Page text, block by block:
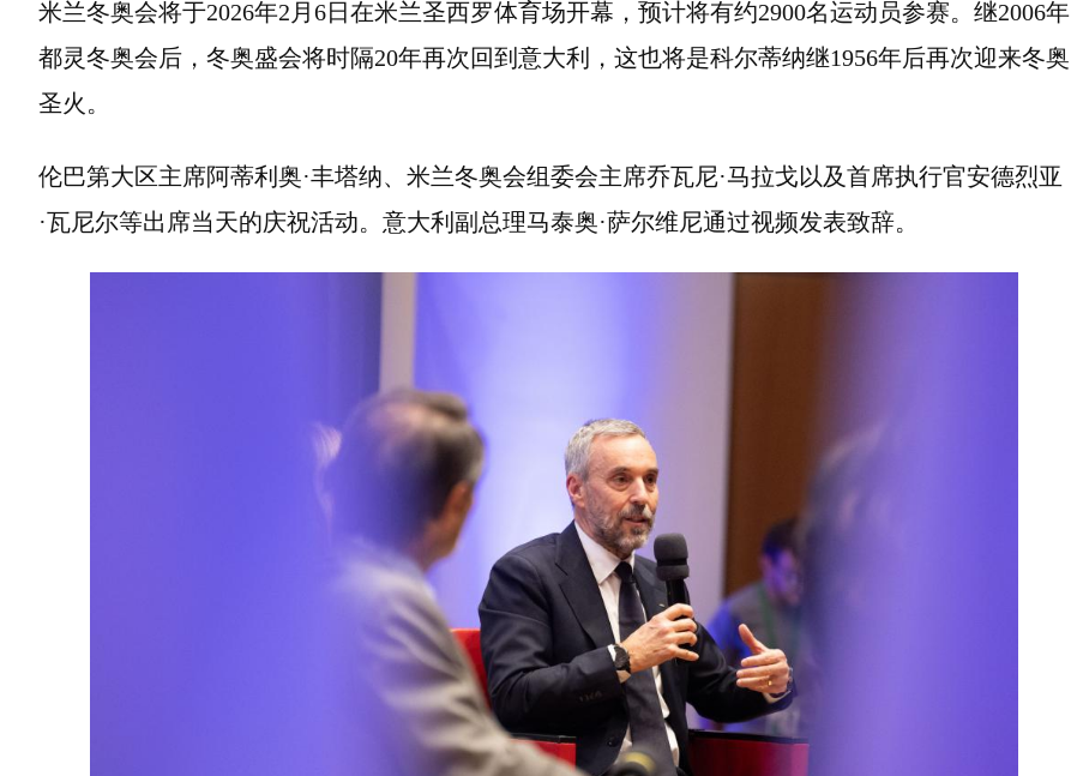
米兰冬奥会将于2026年2月6日在米兰圣西罗体育场开幕，预计将有约2900名运动员参赛。继2006年
都灵冬奥会后，冬奥盛会将时隔20年再次回到意大利，这也将是科尔蒂纳继1956年后再次迎来冬奥
圣火。
伦巴第大区主席阿蒂利奥·丰塔纳、米兰冬奥会组委会主席乔瓦尼·马拉戈以及首席执行官安德烈亚
·瓦尼尔等出席当天的庆祝活动。意大利副总理马泰奥·萨尔维尼通过视频发表致辞。